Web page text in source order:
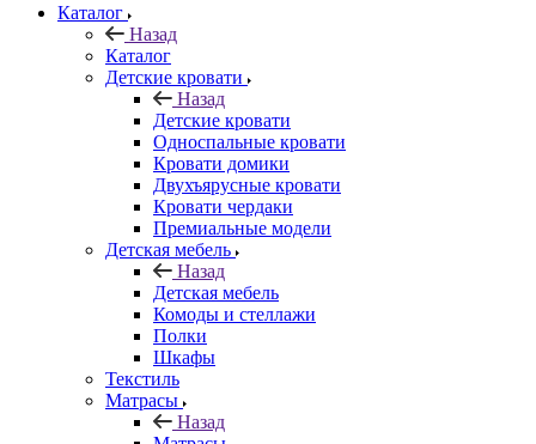
Каталог
Назад
Каталог
Детские кровати
Назад
Детские кровати
Односпальные кровати
Кровати домики
Двухъярусные кровати
Кровати чердаки
Премиальные модели
Детская мебель
Назад
Детская мебель
Комоды и стеллажи
Полки
Шкафы
Текстиль
Матрасы
Назад